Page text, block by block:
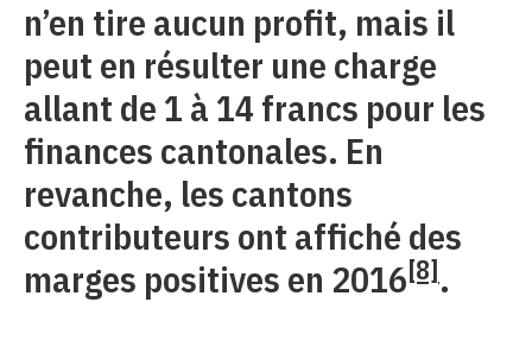
n’en tire aucun profit, mais il
peut en résulter une charge
allant de 1 à 14 francs pour les
finances cantonales. En
revanche, les cantons
contributeurs ont affiché des
marges positives en 2016[8].